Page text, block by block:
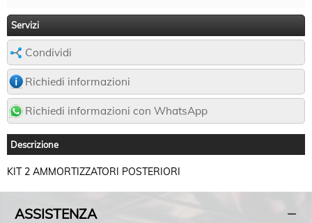
Servizi
Condividi
Richiedi informazioni
Richiedi informazioni con WhatsApp
Descrizione
KIT 2 AMMORTIZZATORI POSTERIORI
ASSISTENZA